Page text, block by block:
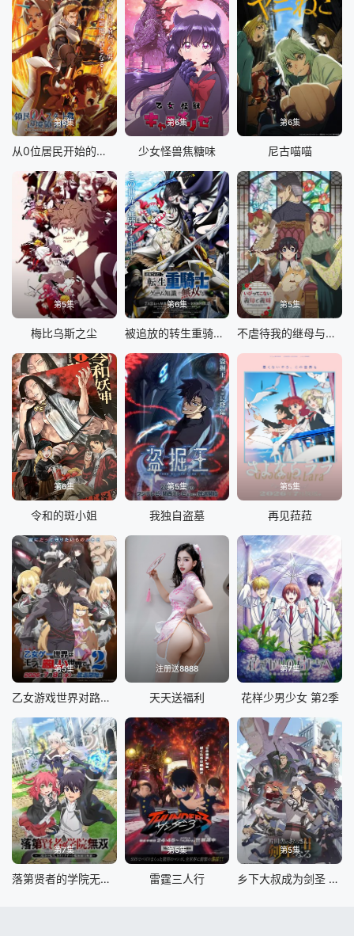
第6集
从0位居民开始的边境领主大人
第6集
少女怪兽焦糖味
第6集
尼古喵喵
第5集
梅比乌斯之尘
第6集
被追放的转生重骑士用游戏知识开无双
第5集
不虐待我的继母与继姐
第6集
令和的斑小姐
第5集
我独自盗墓
第5集
再见菈菈
第5集
乙女游戏世界对路人角色很不友好 第二季
注册送8888
天天送福利
第7集
花样少男少女 第2季
第7集
落第贤者的学院无双第二回转生，S等级作弊魔术师冒险记
第5集
雷霆三人行
第5集
乡下大叔成为剑圣 第二季